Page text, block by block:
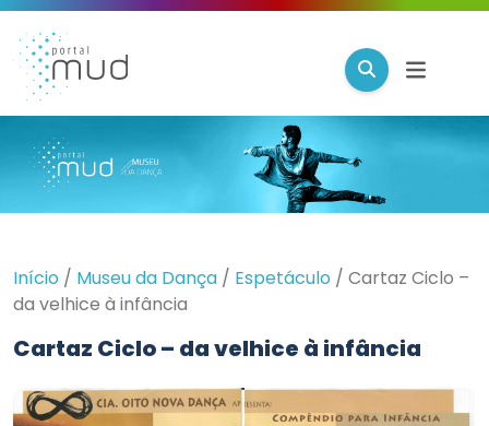
Início / Museu da Dança / Espetáculo / Cartaz Ciclo –
da velhice à infância
Cartaz Ciclo – da velhice à infância